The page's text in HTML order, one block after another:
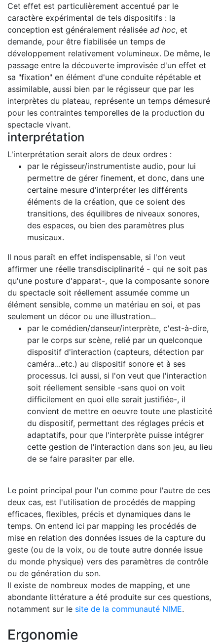
Cet effet est particulièrement accentué par le
caractère expérimental de tels dispositifs : la
conception est généralement réalisée ad hoc, et
demande, pour être fiabilisée un temps de
développement relativement volumineux. De même, le
passage entre la découverte improvisée d'un effet et
sa "fixation" en élément d'une conduite répétable et
assimilable, aussi bien par le régisseur que par les
interprètes du plateau, représente un temps démesuré
pour les contraintes temporelles de la production du
spectacle vivant.
interprétation
L'interprétation serait alors de deux ordres :
par le régisseur/instrumentiste audio, pour lui
permettre de gérer finement, et donc, dans une
certaine mesure d'interpréter les différents
éléments de la création, que ce soient des
transitions, des équilibres de niveaux sonores,
des espaces, ou bien des paramètres plus
musicaux.
Il nous paraît en effet indispensable, si l'on veut
affirmer une réelle transdisciplinarité - qui ne soit pas
qu'une posture d'apparat-, que la composante sonore
du spectacle soit réellement assumée comme un
élément sensible, comme un matériau en soi, et pas
seulement un décor ou une illustration...
par le comédien/danseur/interprète, c'est-à-dire,
par le corps sur scène, relié par un quelconque
dispositif d'interaction (capteurs, détection par
caméra...etc.) au dispositif sonore et à ses
processus. Ici aussi, si l'on veut que l'interaction
soit réellement sensible -sans quoi on voit
difficilement en quoi elle serait justifiée-, il
convient de mettre en oeuvre toute une plasticité
du dispositif, permettant des réglages précis et
adaptatifs, pour que l'interprète puisse intégrer
cette gestion de l'interaction dans son jeu, au lieu
de se faire parasiter par elle.
Le point principal pour l'un comme pour l'autre de ces
deux cas, est l'utilisation de procédés de mapping
efficaces, flexibles, précis et dynamiques dans le
temps. On entend ici par mapping les procédés de
mise en relation des données issues de la capture du
geste (ou de la voix, ou de toute autre donnée issue
du monde physique) vers des paramètres de contrôle
ou de génération du son.
Il existe de nombreux modes de mapping, et une
abondante littérature a été produite sur ces questions,
notamment sur le site de la communauté NIME.
Ergonomie